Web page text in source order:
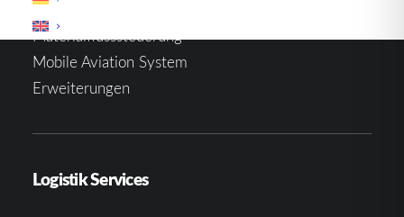
Warehouse Management System
Materialflusssteuerung
Mobile Aviation System
Erweiterungen
Logistik Services